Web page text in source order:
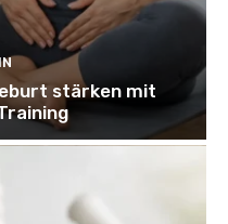
stärken mit